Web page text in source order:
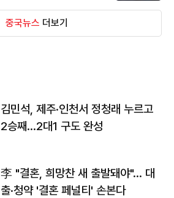
중국뉴스 더보기
김민석, 제주·인천서 정청래 누르고
2승째…2대1 구도 완성
李 "결혼, 희망찬 새 출발돼야"… 대
출·청약 '결혼 페널티' 손본다